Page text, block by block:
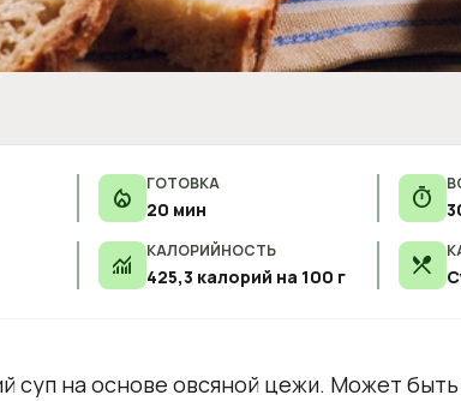
local_fire_department
ГОТОВКА
20 мин timer
monitoring
КАЛОРИЙНОСТЬ
425,3 калорий на 100 г restaurant_menu
суп на основе овсяной цежи. Может быть